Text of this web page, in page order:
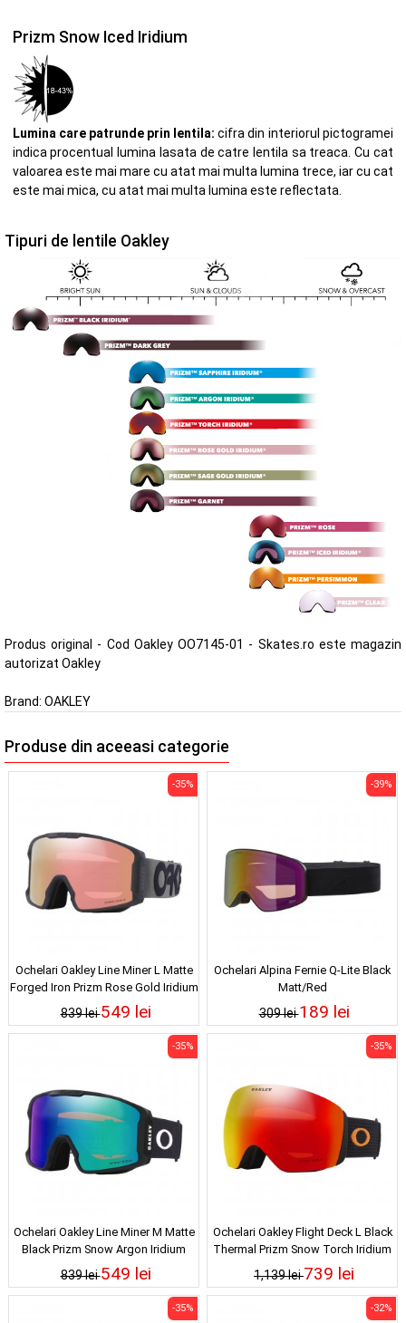
Prizm Snow Iced Iridium
Lumina care patrunde prin lentila: cifra din interiorul pictogramei
indica procentual lumina lasata de catre lentila sa treaca. Cu cat
valoarea este mai mare cu atat mai multa lumina trece, iar cu cat
este mai mica, cu atat mai multa lumina este reflectata.
Tipuri de lentile Oakley
Produs original - Cod Oakley OO7145-01 - Skates.ro este magazin
autorizat Oakley
Brand: OAKLEY
Produse din aceeasi categorie
Ochelari Oakley Line Miner L Matte
Forged Iron Prizm Rose Gold Iridium
839 lei
-35%
549 lei
Ochelari Alpina Fernie Q-Lite Black
Matt/Red
309 lei
-39%
189 lei
Ochelari Oakley Line Miner M Matte
Black Prizm Snow Argon Iridium
839 lei
-35%
549 lei
Ochelari Oakley Flight Deck L Black
Thermal Prizm Snow Torch Iridium
24/25
1,139 lei
-35%
739 lei
-35% -32%